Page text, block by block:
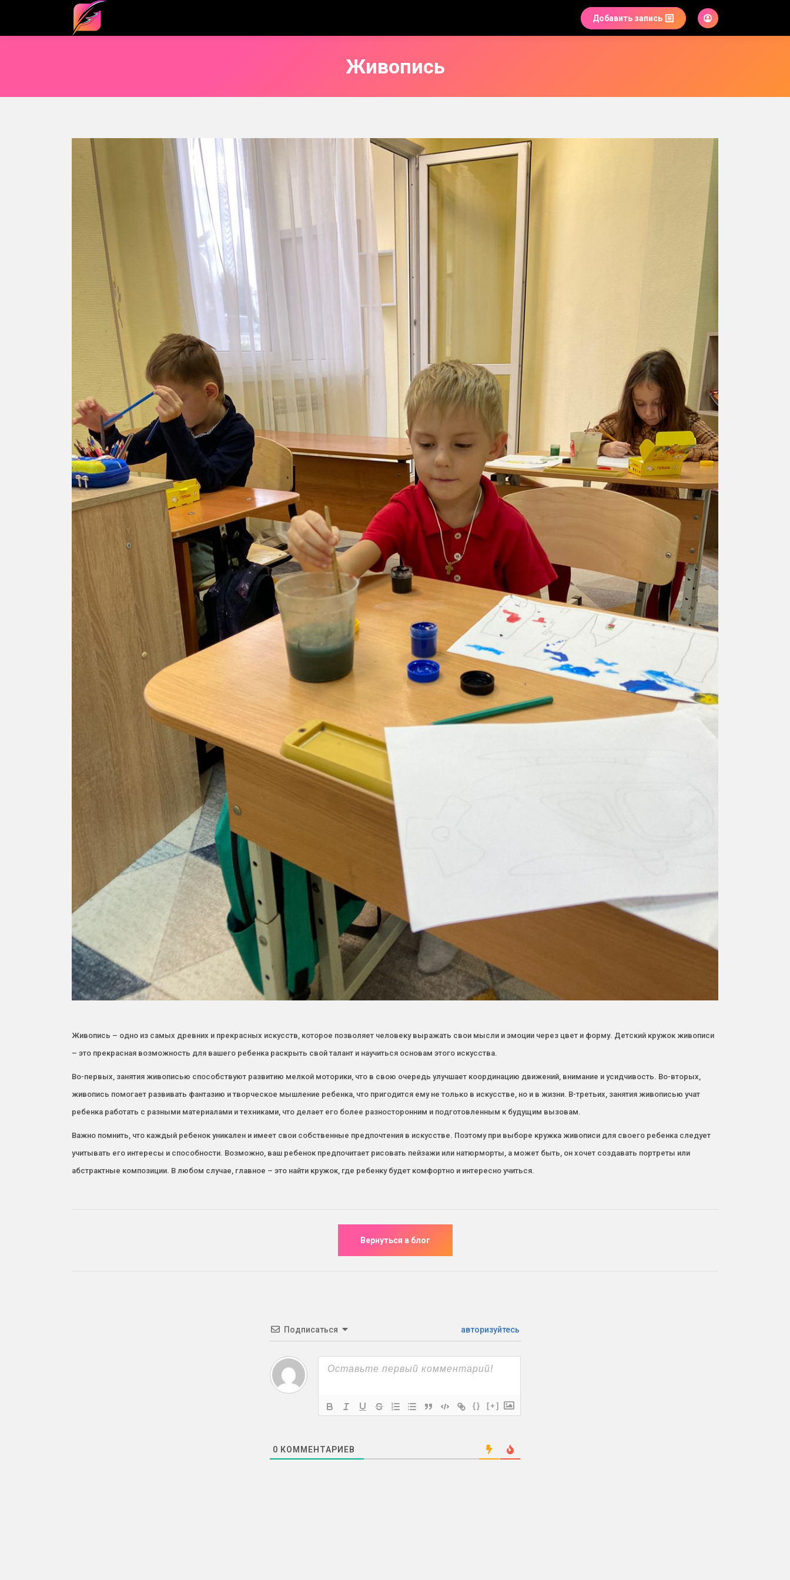
Добавить запись
Живопись
Живопись – одно из самых древних и прекрасных искусств, которое позволяет человеку выражать свои мысли и эмоции через цвет и форму. Детский кружок живописи
– это прекрасная возможность для вашего ребенка раскрыть свой талант и научиться основам этого искусства.
Во-первых, занятия живописью способствуют развитию мелкой моторики, что в свою очередь улучшает координацию движений, внимание и усидчивость. Во-вторых,
живопись помогает развивать фантазию и творческое мышление ребенка, что пригодится ему не только в искусстве, но и в жизни. В-третьих, занятия живописью учат
ребенка работать с разными материалами и техниками, что делает его более разносторонним и подготовленным к будущим вызовам.
Важно помнить, что каждый ребенок уникален и имеет свои собственные предпочтения в искусстве. Поэтому при выборе кружка живописи для своего ребенка следует
учитывать его интересы и способности. Возможно, ваш ребенок предпочитает рисовать пейзажи или натюрморты, а может быть, он хочет создавать портреты или
абстрактные композиции. В любом случае, главное – это найти кружок, где ребенку будет комфортно и интересно учиться.
Подписаться авторизуйтесь
{} [+]
0 КОММЕНТАРИЕВ